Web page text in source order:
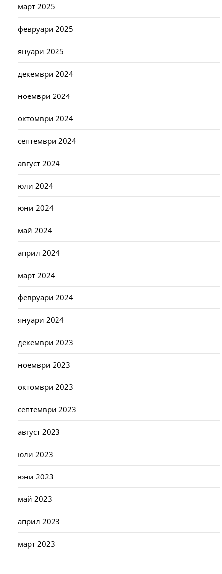
март 2025
февруари 2025
януари 2025
декември 2024
ноември 2024
октомври 2024
септември 2024
август 2024
юли 2024
юни 2024
май 2024
април 2024
март 2024
февруари 2024
януари 2024
декември 2023
ноември 2023
октомври 2023
септември 2023
август 2023
юли 2023
юни 2023
май 2023
април 2023
март 2023